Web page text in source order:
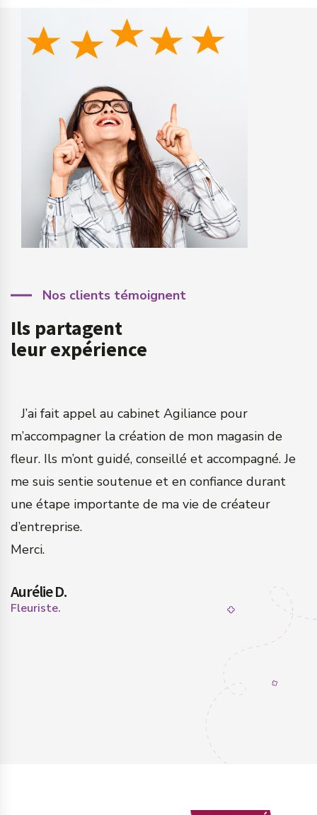
Nos clients témoignent
Ils partagent
leur expérience
J’ai fait appel au cabinet Agiliance pour
m’accompagner la création de mon magasin de
fleur. Ils m’ont guidé, conseillé et accompagné. Je
me suis sentie soutenue et en confiance durant
une étape importante de ma vie de créateur
d’entreprise.
Merci.
Aurélie D.
Fleuriste.